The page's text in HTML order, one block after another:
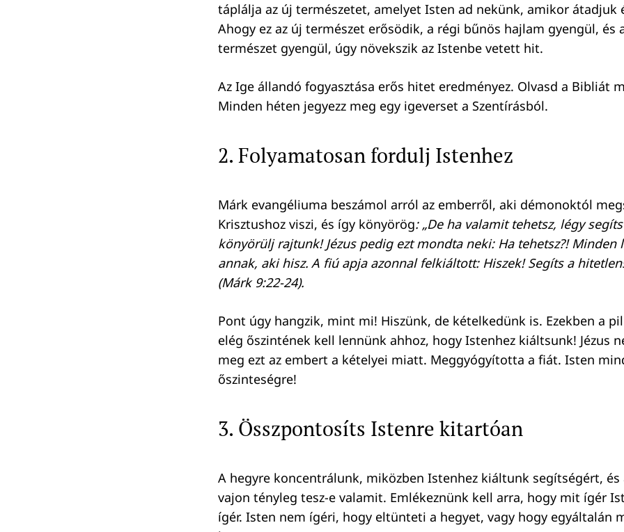
táplálja az új természetet, amelyet Isten ad nekünk, amikor átadjuk
Ahogy ez az új természet erősödik, a régi bűnös hajlam gyengül, és
természet gyengül, úgy növekszik az Istenbe vetett hit.
Az Ige állandó fogyasztása erős hitet eredményez. Olvasd a Bibliát
Minden héten jegyezz meg egy igeverset a Szentírásból.
2. Folyamatosan fordulj Istenhez
Márk evangéliuma beszámol arról az emberről, aki démonoktól
Krisztushoz viszi, és így könyörög: „De ha valamit tehetsz, légy
könyörülj rajtunk! Jézus pedig ezt mondta neki: Ha tehetsz?! Minden
annak, aki hisz. A fiú apja azonnal felkiáltott: Hiszek! Segíts a
(Márk 9:22-24).
Pont úgy hangzik, mint mi! Hiszünk, de kételkedünk is. Ezekben a
elég őszintének kell lennünk ahhoz, hogy Istenhez kiáltsunk! Jézus
meg ezt az embert a kételyei miatt. Meggyógyította a fiát. Isten
őszinteségre!
3. Összpontosíts Istenre kitartóan
A hegyre koncentrálunk, miközben Istenhez kiáltunk segítségért,
vajon tényleg tesz-e valamit. Emlékeznünk kell arra, hogy mit ígér
ígér. Isten nem ígéri, hogy eltünteti a hegyet, vagy hogy egyáltalán